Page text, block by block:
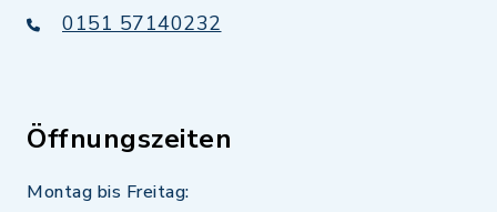
0151 57140232
Öffnungszeiten
Montag bis Freitag: